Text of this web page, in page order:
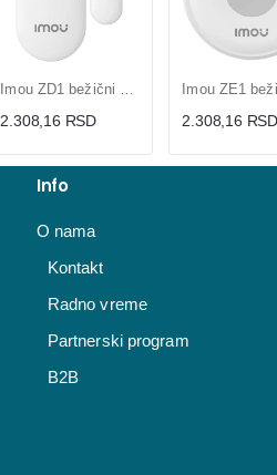
2.308,16 RSD 2.308,16 RSD
Info
O nama
Kontakt
Radno vreme
Partnerski program
B2B